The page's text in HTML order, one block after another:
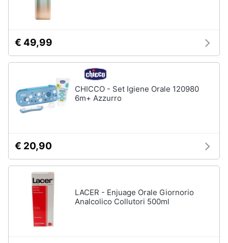
€ 49,99
CHICCO - Set Igiene Orale 120980
6m+ Azzurro
€ 20,90
LACER - Enjuage Orale Giornorio
Analcolico Collutori 500ml